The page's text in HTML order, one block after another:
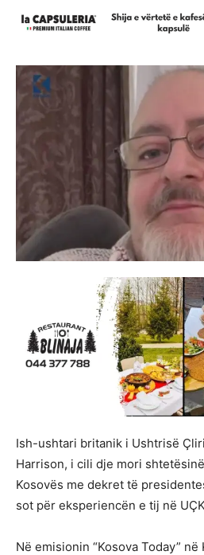
Ish-ushtari britanik i Ushtrisë
Harrison, i cili dje mori
Kosovës me dekret të
sot për eksperiencën e tij në
Në emisionin “Kosova Today”